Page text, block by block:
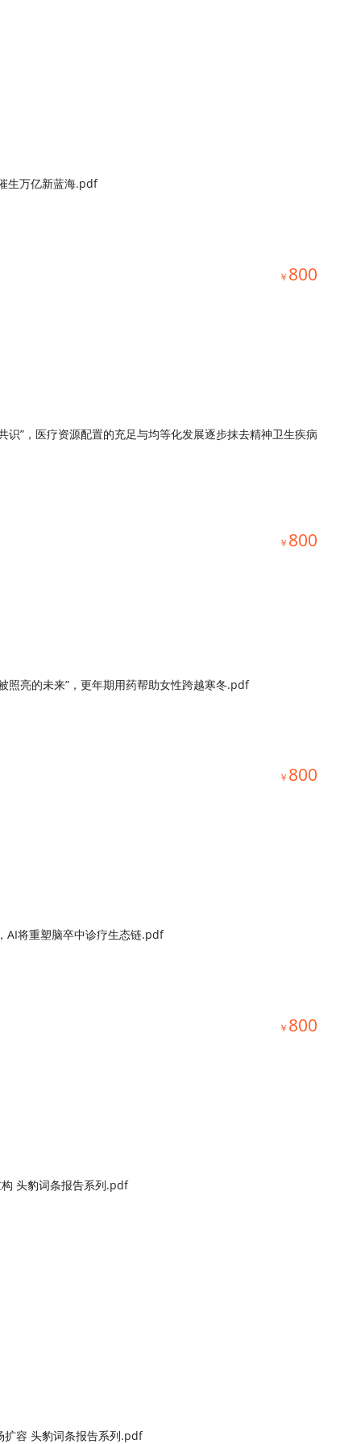
生万亿新蓝海.pdf
￥ 800
识”，医疗资源配置的充足与均等化发展逐步抹去精神卫生疾病
￥ 800
照亮的未来”，更年期用药帮助女性跨越寒冬.pdf
￥ 800
AI将重塑脑卒中诊疗生态链.pdf
￥ 800
头豹词条报告系列.pdf
扩容 头豹词条报告系列.pdf